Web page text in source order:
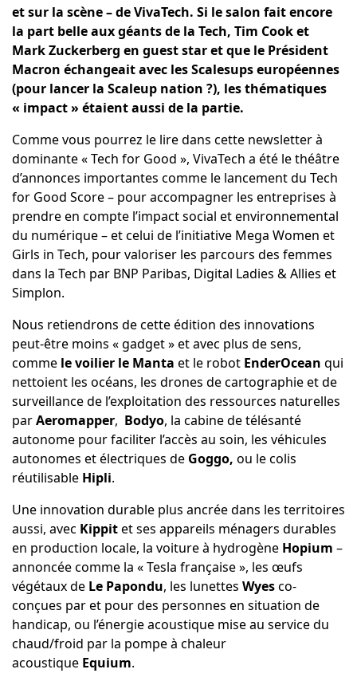
et sur la scène – de VivaTech. Si le salon fait encore
la part belle aux géants de la Tech, Tim Cook et
Mark Zuckerberg en guest star et que le Président
Macron échangeait avec les Scalesups européennes
(pour lancer la Scaleup nation ?), les thématiques
« impact » étaient aussi de la partie.
Comme vous pourrez le lire dans cette newsletter à
dominante « Tech for Good », VivaTech a été le théâtre
d’annonces importantes comme le lancement du Tech
for Good Score– pour accompagner les entreprises à
prendre en compte l’impact social et environnemental
du numérique – et celui de l’initiative Mega Women et
Girls in Tech, pour valoriser les parcours des femmes
dans la Tech par BNP Paribas, Digital Ladies & Allies et
Simplon.
Nous retiendrons de cette édition des innovations
peut-être moins « gadget » et avec plus de sens,
comme le voilier le Manta et le robot EnderOcean qui
nettoient les océans, les drones de cartographie et de
surveillance de l’exploitation des ressources naturelles
parAeromapper, Bodyo, la cabine de télésanté
autonome pour faciliter l’accès au soin, les véhicules
autonomes et électriques de Goggo, ou le colis
réutilisable Hipli.
Une innovation durable plus ancrée dans les territoires
aussi, avec Kippitet ses appareils ménagers durables
en production locale, la voiture à hydrogène Hopium –
annoncée comme la « Tesla française », les œufs
végétaux de Le Papondu, les lunettes Wyesco-
conçues par et pour des personnes en situation de
handicap, ou l’énergie acoustique mise au service du
chaud/froid par la pompe à chaleur
acoustique Equium.